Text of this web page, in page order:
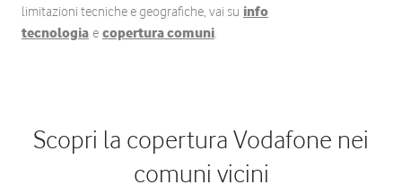
limitazioni tecniche e geografiche, vai su info
tecnologia e copertura comuni.
Scopri la copertura Vodafone nei
comuni vicini